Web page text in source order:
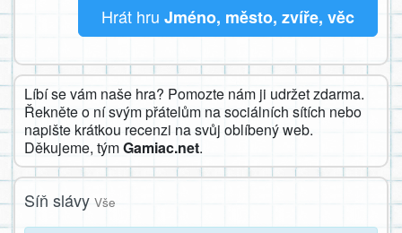
Hrát hru Jméno, město, zvíře, věc
Líbí se vám naše hra? Pomozte nám ji udržet zdarma.
Řekněte o ní svým přátelům na sociálních sítích nebo
napište krátkou recenzi na svůj oblíbený web.
Děkujeme, týmGamiac.net.
Síň slávy Vše